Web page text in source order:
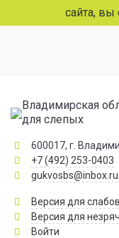
сайта, вы
Владимирская
для слепых
600017, г.
+7 (492) 253-0403
gukvosbs@inbox.ru
Версия для
Версия для
Войти